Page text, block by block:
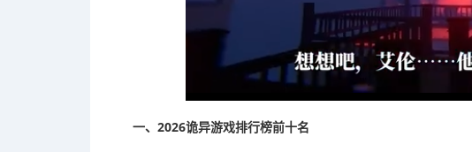
一、2026诡异游戏排行榜前十名